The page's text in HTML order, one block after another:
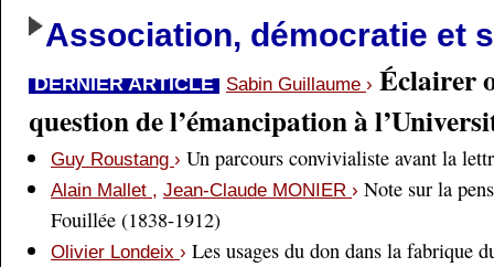
Association, démocratie et
DERNIER ARTICLE Sabin Guillaume › Éclairer
question de l’émancipation à
Guy Roustang › Un parcours convivialiste avant la
Alain Mallet , Jean-Claude MONIER › Note sur la
Fouillée (1838-1912)
Olivier Londeix › Les usages du don dans la fabrique